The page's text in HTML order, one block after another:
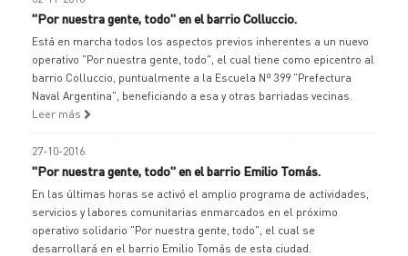
"Por nuestra gente, todo" en el barrio Colluccio.
Está en marcha todos los aspectos previos inherentes a un nuevo
operativo "Por nuestra gente, todo", el cual tiene como epicentro al
barrio Colluccio, puntualmente a la Escuela Nº 399 "Prefectura
Naval Argentina", beneficiando a esa y otras barriadas vecinas.
Leer más
27-10-2016
"Por nuestra gente, todo" en el barrio Emilio Tomás.
En las últimas horas se activó el amplio programa de actividades,
servicios y labores comunitarias enmarcados en el próximo
operativo solidario "Por nuestra gente, todo", el cual se
desarrollará en el barrio Emilio Tomás de esta ciudad.